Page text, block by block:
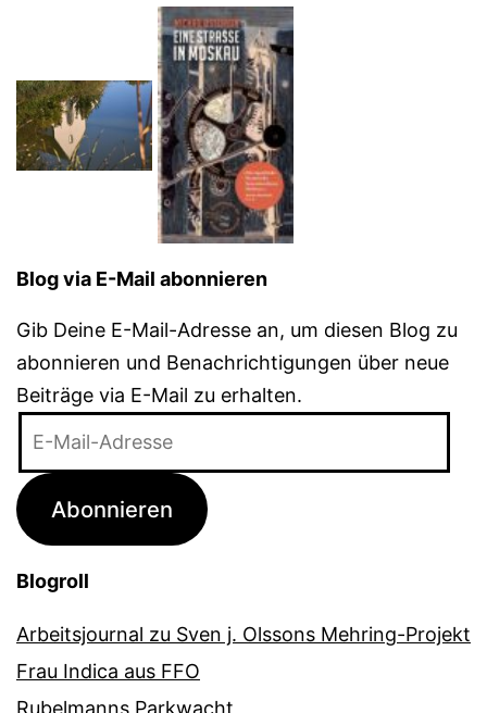
Blog via E-Mail abonnieren
Gib Deine E-Mail-Adresse an, um diesen Blog zu
abonnieren und Benachrichtigungen über neue
Beiträge via E-Mail zu erhalten.
Adresse
Abonnieren
Blogroll
Arbeitsjournal zu Sven j. Olssons Mehring-Projekt
Frau Indica aus FFO